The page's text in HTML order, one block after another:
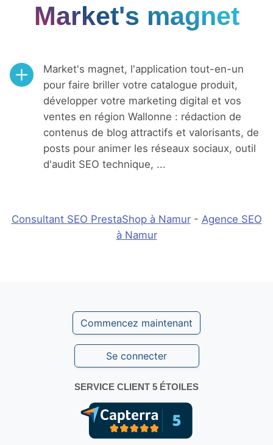
Market's magnet
Market's magnet, l'application tout-en-un
pour faire briller votre catalogue produit,
développer votre marketing digital et vos
ventes en région Wallonne : rédaction de
contenus de blog attractifs et valorisants, de
posts pour animer les réseaux sociaux, outil
d'audit SEO technique, ...
Consultant SEO PrestaShop à Namur- Agence SEO
à Namur
Commencez maintenant
Se connecter
SERVICE CLIENT 5 ÉTOILES